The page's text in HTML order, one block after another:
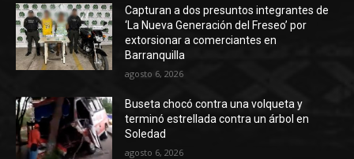
Capturan a dos presuntos integrantes de
‘La Nueva Generación del Freseo’ por
extorsionar a comerciantes en
Barranquilla
agosto 6, 2026
Buseta chocó contra una volqueta y
terminó estrellada contra un árbol en
Soledad
agosto 6, 2026